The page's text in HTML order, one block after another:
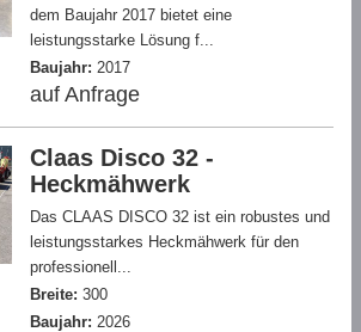
dem Baujahr 2017 bietet eine
leistungsstarke Lösung f...
Baujahr: 2017
auf Anfrage
Claas Disco 32 -
Heckmähwerk
Das CLAAS DISCO 32 ist ein robustes und
leistungsstarkes Heckmähwerk für den
professionell...
Breite: 300
Baujahr: 2026